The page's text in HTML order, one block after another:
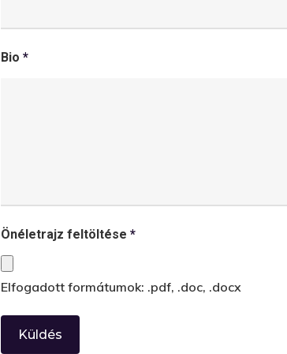
Bio*
Önéletrajz feltöltése*
Elfogadott formátumok: .pdf, .doc, .docx